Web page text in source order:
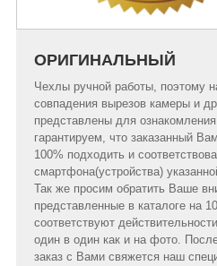
ОРИГИНАЛЬНЫЙ
Чехлы ручной работы, поэтому
совпадения вырезов камеры и
представлены для
гарантируем, что заказанный
100% подходить и
смартфона(устройства)
Так же просим обратить Ваше
представленные в каталоге на
соответствуют
один в один как и на фото.
заказ с Вами свяжется наш